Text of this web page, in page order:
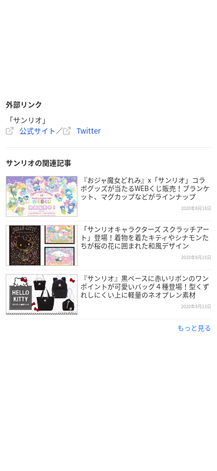
外部リンク
「サンリオ」
公式サイト／ Twitter
サンリオの関連記事
『おジャ魔女どれみ』x「サンリオ」コラ
ボグッズが当たるWEBくじ販売！ブランケ
ット、マグカップなどがラインナップ
2020年8月18日
「サンリオキャラクターズ スクラッチアー
ト」登場！着物を着たキティやシナモンた
ちが桜の花に囲まれた和風デザイン
2020年8月15日
『サンリオ』黒ベースに赤いリボンのワン
ポイントが可愛いバッグ４種登場！型くず
れしにくい上に軽量のネオプレン素材
2020年8月13日
もっと見る